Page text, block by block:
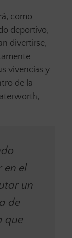
como
deportivo,
divertirse,
vivencias y
de la
en el
un
de
que